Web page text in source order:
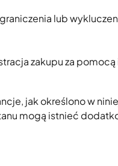
lub
zakupu za
jak określono w
mogą istnieć